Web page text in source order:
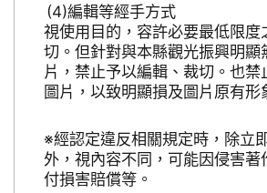
編輯等經手方式
視使用目的，容許必要最低限度
切。但針對與本縣觀光振興明顯
片，禁止予以編輯、裁切。也禁
圖片，以致明顯損及圖片原有形
※經認定違反相關規定時，除立
外，視內容不同，可能因侵害著
付損害賠償等。